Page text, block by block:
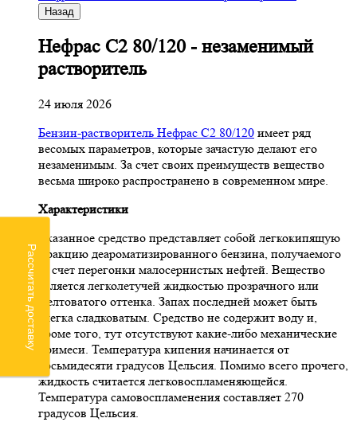
Назад
Нефрас С2 80/120 - незаменимый
растворитель
24 июля 2026
Бензин-растворитель Нефрас С2 80/120 имеет ряд
весомых параметров, которые зачастую делают его
незаменимым. За счет своих преимуществ вещество
весьма широко распространено в современном мире.
Характеристики
Указанное средство представляет собой легкокипящую
фракцию деароматизированного бензина, получаемого
за счет перегонки малосернистых нефтей. Вещество
является легколетучей жидкостью прозрачного или
желтоватого оттенка. Запах последней может быть
слегка сладковатым. Средство не содержит воду и,
кроме того, тут отсутствуют какие-либо механические
примеси. Температура кипения начинается от
восьмидесяти градусов Цельсия. Помимо всего прочего,
жидкость считается легковоспламеняющейся.
Температура самовоспламенения составляет 270
градусов Цельсия.
Рассчитать доставку